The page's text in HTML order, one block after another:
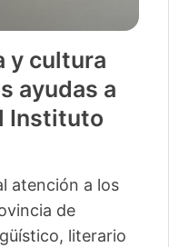
y cultura
ayudas a
Instituto
atención a los
de
literario